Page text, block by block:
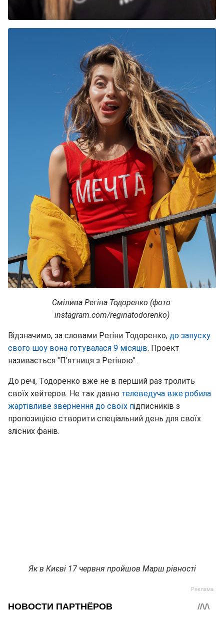
Смілива Регіна Тодоренко (фото:
instagram.com/reginatodorenko)
Відзначимо, за словами Регіни Тодоренко, до запуску
свого шоу вона готувалася 9 місяців. Проект
називається "П'ятниця з Регіною".
До речі, Тодоренко вже не в перший раз тролить
своїх хейтеров. Не так давно телеведуча вже робила
жартівливе звернення до своїх підписників з
пропозицією створити спеціальний день для своїх
злісних фанів.
Як в Києві 17 червня пройшов Марш рівності